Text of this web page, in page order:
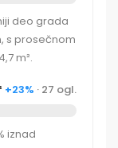
deo grada
s prosečnom
m².
+23% · 27 ogl.
iznad